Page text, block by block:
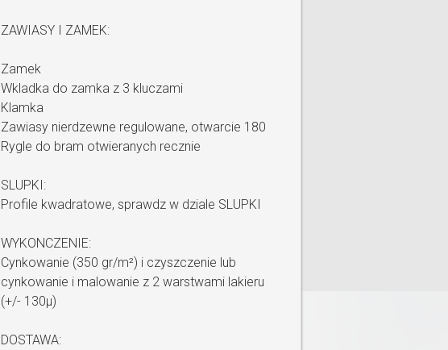
ZAWIASY I ZAMEK:
Zamek
Wkladka do zamka z 3 kluczami
Klamka
Zawiasy nierdzewne regulowane, otwarcie 180
Rygle do bram otwieranych recznie
SLUPKI:
Profile kwadratowe, sprawdz w dziale SLUPKI
WYKONCZENIE:
Cynkowanie (350 gr/m²) i czyszczenie lub
cynkowanie i malowanie z 2 warstwami lakieru
(+/- 130µ)
DOSTAWA: